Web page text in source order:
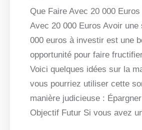
Que Faire Avec 20 000
Avec 20 000 Euros Avoir une
000 euros à investir est une
opportunité pour faire
Voici quelques idées sur la
vous pourriez utiliser cette
manière judicieuse :
Objectif Futur Si vous avez